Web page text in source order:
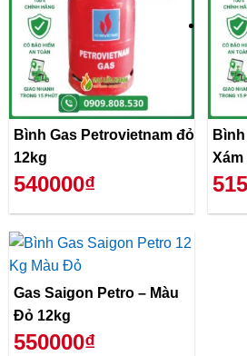
Bình Gas Petrovietnam đỏ
12kg
540000₫
Xám
Gas Saigon Petro – Màu
Đỏ 12kg
550000₫